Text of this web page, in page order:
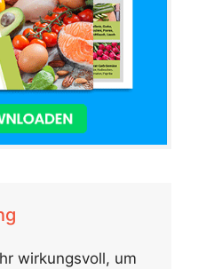
wirkungsvoll, um